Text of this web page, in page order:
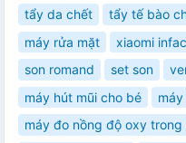
tẩy da chết
tẩy tế bào
máy rửa mặt
xiaomi
son romand
set son
máy hút mũi cho bé
máy đo nồng độ oxy trong